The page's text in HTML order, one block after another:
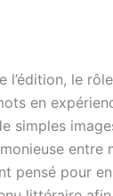
l’édition, le
en
simples
entre
pensé pour